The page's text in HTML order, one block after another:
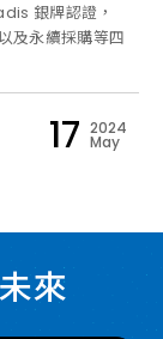
、風險管理、
參與CDP（碳
年，2030年達
針對關鍵供應商
動減碳措施，
帷幕張貼隔熱材
的影響，並預計
永續各項政策與
銀牌認證，
及永續採購等四
17 2024
May
來